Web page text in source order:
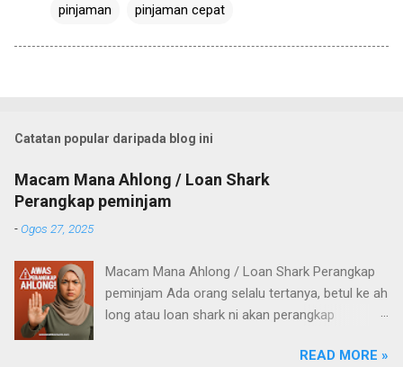
pinjaman pinjaman cepat
Catatan popular daripada blog ini
Macam Mana Ahlong / Loan Shark
Perangkap peminjam
-Ogos 27, 2025
Macam Mana Ahlong / Loan Shark Perangkap
peminjam Ada orang selalu tertanya, betul ke ah
long atau loan shark ni akan perangkap
aniaya orang yang pinjam? Untuk jawabREAD MORE »